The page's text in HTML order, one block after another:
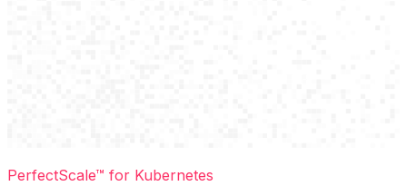
PerfectScale™ for Kubernetes